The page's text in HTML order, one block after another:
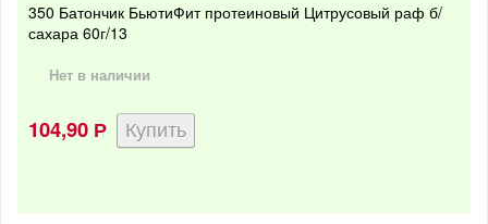
350 Батончик БьютиФит протеиновый Цитрусовый раф б/
сахара 60г/13
Нет в наличии
104,90 Р